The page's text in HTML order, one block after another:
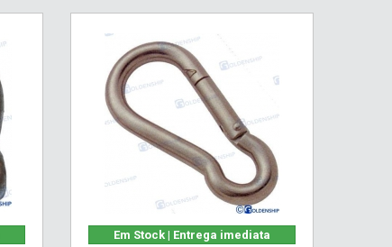
Em Stock | Entrega imediata